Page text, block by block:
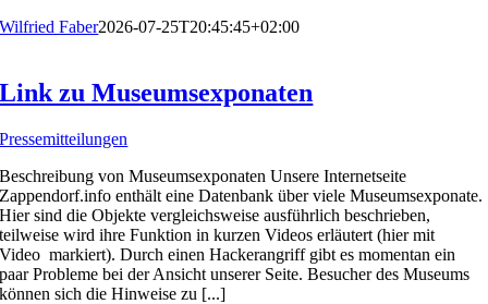
Wilfried Faber2026-07-25T20:45:45+02:00
Link zu Museumsexponaten
Pressemitteilungen
Beschreibung von Museumsexponaten Unsere Internetseite
Zappendorf.info enthält eine Datenbank über viele Museumsexponate.
Hier sind die Objekte vergleichsweise ausführlich beschrieben,
teilweise wird ihre Funktion in kurzen Videos erläutert (hier mit
Video markiert). Durch einen Hackerangriff gibt es momentan ein
paar Probleme bei der Ansicht unserer Seite. Besucher des Museums
können sich die Hinweise zu [...]